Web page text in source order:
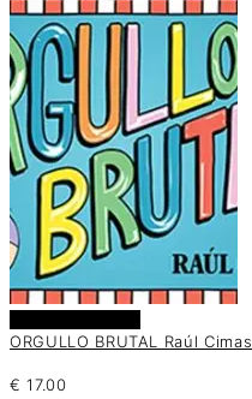
ORGULLO BRUTAL Raúl Cimas
€ 17.00